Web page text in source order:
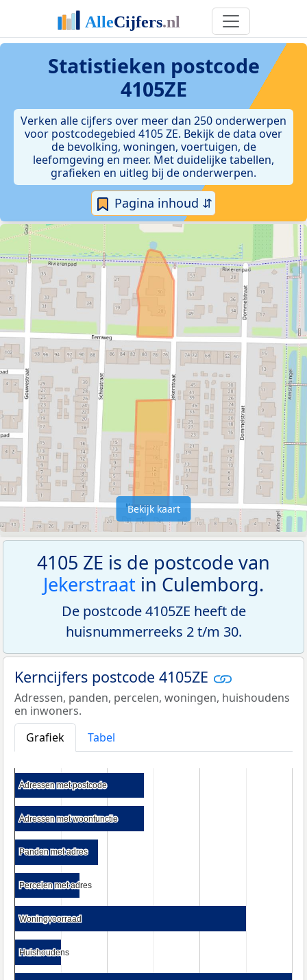
Statistieken postcode
4105ZE
Verken alle cijfers over meer dan 250 onderwerpen
voor postcodegebied 4105 ZE. Bekijk de data over
de bevolking, woningen, voertuigen, de
leefomgeving en meer. Met duidelijke tabellen,
grafieken en uitleg bij de onderwerpen.
Pagina inhoud ⇵
Bekijk kaart
4105 ZE is de postcode van
Jekerstraat in Culemborg.
De postcode 4105ZE heeft de
huisnummerreeks 2 t/m 30.
Kerncijfers postcode 4105ZE
Adressen, panden, percelen, woningen, huishoudens
en inwoners.
Grafiek
Tabel
Adressen met postcode
Adressen met postcode
Adressen met woonfunctie
Adressen met woonfunctie
Panden met adres
Panden met adres
Percelen met adres
Percelen met adres
Woningvoorraad
Woningvoorraad
Huishoudens
Huishoudens